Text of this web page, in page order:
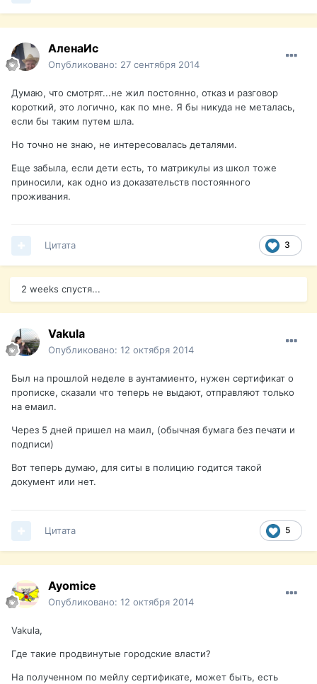
АленаИс
Опубликовано: 27 сентября 2014
Думаю, что смотрят...не жил постоянно, отказ и разговор
короткий, это логично, как по мне. Я бы никуда не металась,
если бы таким путем шла.
Но точно не знаю, не интересовалась деталями.
Еще забыла, если дети есть, то матрикулы из школ тоже
приносили, как одно из доказательств постоянного
проживания.
3
Цитата
2 weeks спустя...
Vakula
Опубликовано: 12 октября 2014
Был на прошлой неделе в аунтамиенто, нужен сертификат о
прописке, сказали что теперь не выдают, отправляют только
на емаил.
Через 5 дней пришел на маил, (обычная бумага без печати и
подписи)
Вот теперь думаю, для ситы в полицию годится такой
документ или нет.
5
Цитата
Ayomice
Опубликовано: 12 октября 2014
Vakula,
Где такие продвинутые городские власти?
На полученном по мейлу сертификате, может быть, есть